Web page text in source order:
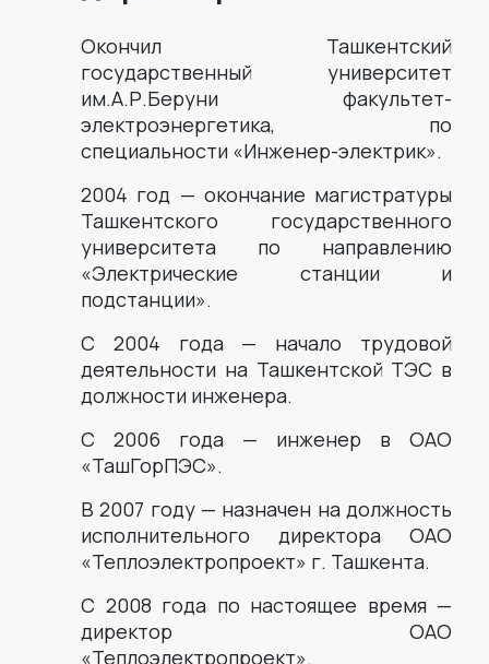
Окончил Ташкентский
государственный университет
им.А.Р.Беруни факультет-
электроэнергетика, по
специальности «Инженер-электрик».
2004 год — окончание магистратуры
Ташкентского государственного
университета по направлению
«Электрические станции и
подстанции».
С 2004 года — начало трудовой
деятельности на Ташкентской ТЭС в
должности инженера.
С 2006 года — инженер в ОАО
«ТашГорПЭС».
В 2007 году — назначен на должность
исполнительного директора ОАО
«Теплоэлектропроект» г. Ташкента.
С 2008 года по настоящее время —
директор ОАО
«Теплоэлектропроект».